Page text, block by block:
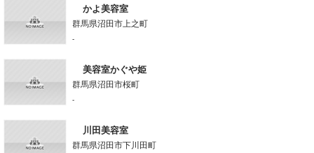
かよ美容室
群馬県沼田市上之町
-
美容室かぐや姫
群馬県沼田市桜町
-
川田美容室
群馬県沼田市下川田町